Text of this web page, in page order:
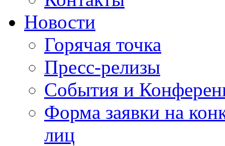
Новости
Горячая точка
Пресс-релизы
События и
Форма заявки на
лиц